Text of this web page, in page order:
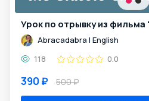
Урок по отрывку из
Abracadabra | English
118
0.0
390 ₽ 500 ₽